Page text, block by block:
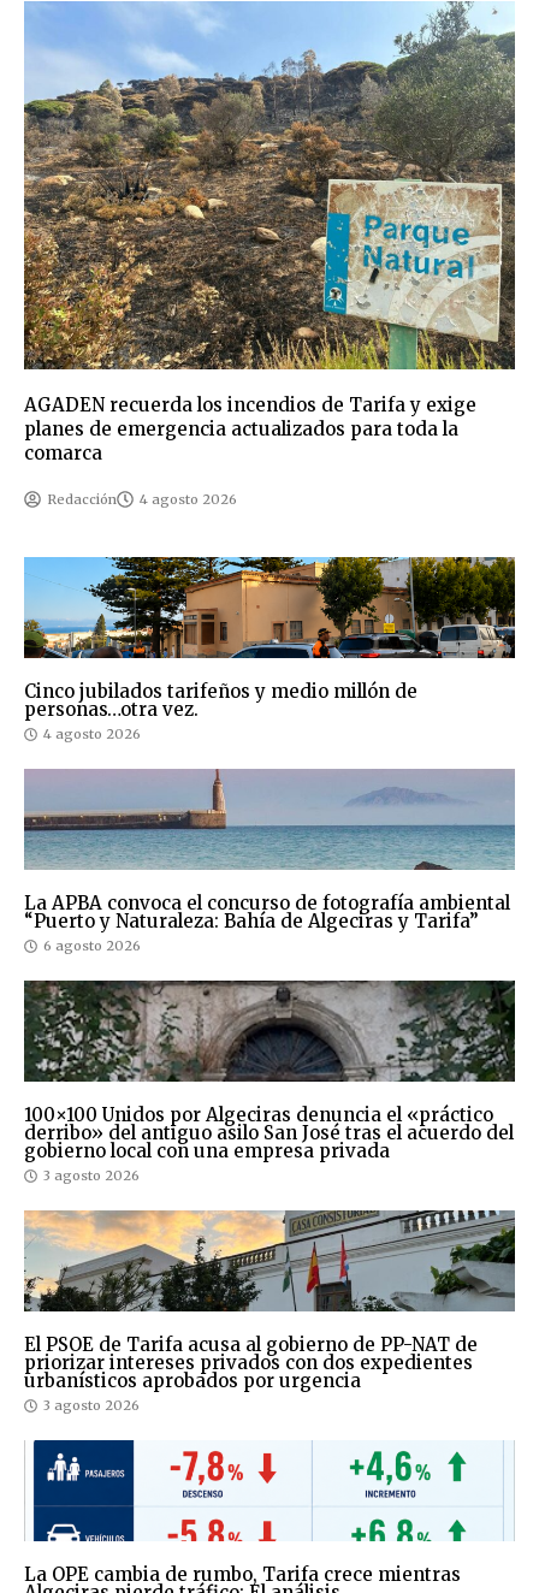
AGADEN recuerda los incendios de Tarifa y exige
planes de emergencia actualizados para toda la
comarca
Redacción 4 agosto 2026
Cinco jubilados tarifeños y medio millón de
personas…otra vez.
4 agosto 2026
La APBA convoca el concurso de fotografía ambiental
“Puerto y Naturaleza: Bahía de Algeciras y Tarifa”
6 agosto 2026
100×100 Unidos por Algeciras denuncia el «práctico
derribo» del antiguo asilo San José tras el acuerdo del
gobierno local con una empresa privada
3 agosto 2026
El PSOE de Tarifa acusa al gobierno de PP-NAT de
priorizar intereses privados con dos expedientes
urbanísticos aprobados por urgencia
3 agosto 2026
La OPE cambia de rumbo, Tarifa crece mientras